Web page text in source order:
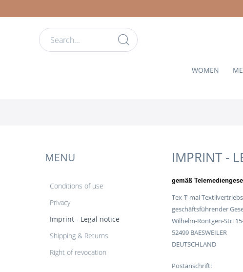
WOMEN
MENU
Conditions of use
Privacy
Imprint - Legal notice
Shipping & Returns
Right of revocation
IMPRINT -
gemäß
Tex-T-mal
geschäftsführender
Wilhelm-Röntgen-Str.
52499 BAESWEILER
DEUTSCHLAND
Postanschrift: